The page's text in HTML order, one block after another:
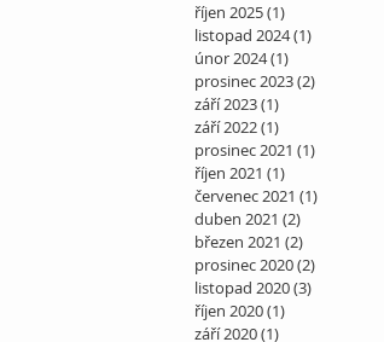
říjen 2025(1)
listopad 2024(1)
únor 2024(1)
prosinec 2023(2)
září 2023(1)
září 2022(1)
prosinec 2021 (1)
říjen 2021 (1)
červenec 2021 (1)
duben 2021 (2)
březen 2021 (2)
prosinec 2020(2)
listopad 2020(3)
říjen 2020(1)
září 2020(1)